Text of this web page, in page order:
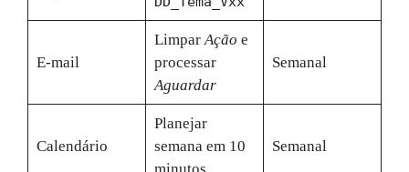
E-mail
Limpar Ação e
processar
Aguardar
Semanal
Calendário
Planejar
semana em 10
Semanal